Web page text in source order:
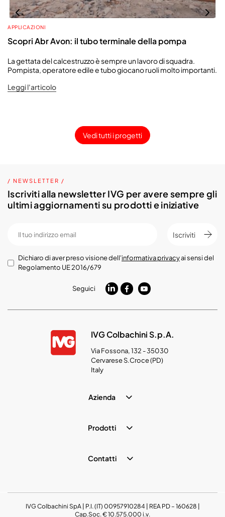
APPLICAZIONI
Scopri Abr Avon: il tubo terminale della pompa
La gettata del calcestruzzo è sempre un lavoro di squadra.
Pompista, operatore edile e tubo giocano ruoli molto importanti.
Leggi l'articolo
Vedi tutti i progetti
/ NEWSLETTER /
Iscriviti alla newsletter IVG per avere sempre gli
ultimi aggiornamenti su prodotti e iniziative
Iscriviti
Dichiaro di aver preso visione dell'informativa privacyai sensi del
Regolamento UE 2016/679
Seguici
IVG Colbachini S.p.A.
Via Fossona, 132 - 35030
Cervarese S.Croce (PD)
Italy
Azienda
Prodotti
Contatti
IVG Colbachini SpA | P.I. (IT) 00957910284 | REA PD – 160628 |
Cap.Soc. € 10.575.000 i.v.